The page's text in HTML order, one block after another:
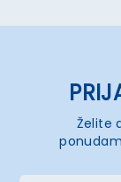
Želite